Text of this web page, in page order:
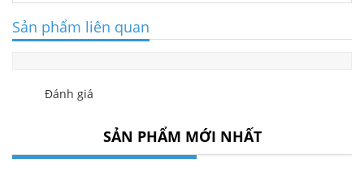
Sản phẩm liên quan
Đánh giá
SẢN PHẨM MỚI NHẤT